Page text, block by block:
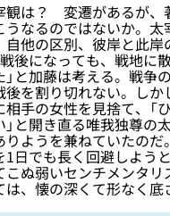
観は？ 変遷があるが、
うなるのではないか。太
他の区別、彼岸と此岸
後になっても、戦地に
と加藤は考える。戦争
後を割り切れない。しか
手の女性を見捨て、「
と開き直る唯我独尊の
りようを兼ねていたのだ
1日でも長く回避しよう
ぬ弱いセンチメンタリ
は、懐の深くて形なく底